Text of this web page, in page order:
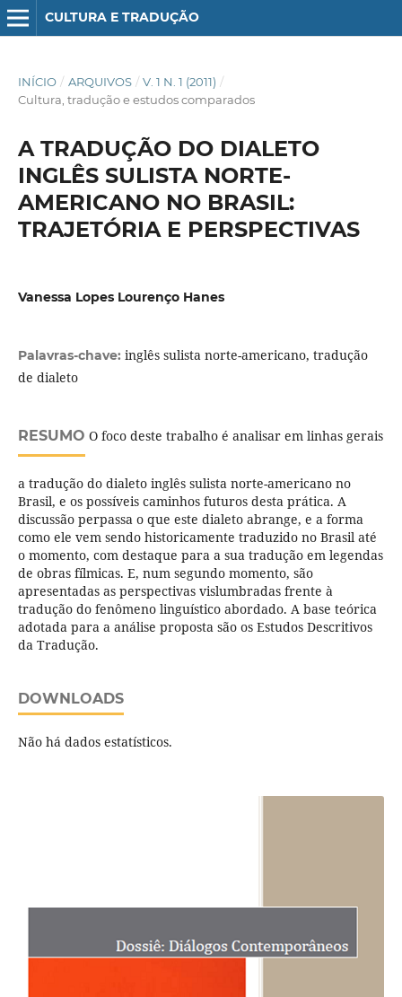
CULTURA E TRADUÇÃO
INÍCIO / ARQUIVOS / V. 1 N. 1 (2011) /
Cultura, tradução e estudos comparados
A TRADUÇÃO DO DIALETO
INGLÊS SULISTA NORTE-
AMERICANO NO BRASIL:
TRAJETÓRIA E PERSPECTIVAS
Vanessa Lopes Lourenço Hanes
Palavras-chave: inglês sulista norte-americano, tradução
de dialeto
RESUMO O foco deste trabalho é analisar em linhas gerais
a tradução do dialeto inglês sulista norte-americano no
Brasil, e os possíveis caminhos futuros desta prática. A
discussão perpassa o que este dialeto abrange, e a forma
como ele vem sendo historicamente traduzido no Brasil até
o momento, com destaque para a sua tradução em legendas
de obras fílmicas. E, num segundo momento, são
apresentadas as perspectivas vislumbradas frente à
tradução do fenômeno linguístico abordado. A base teórica
adotada para a análise proposta são os Estudos Descritivos
da Tradução.
DOWNLOADS
Não há dados estatísticos.